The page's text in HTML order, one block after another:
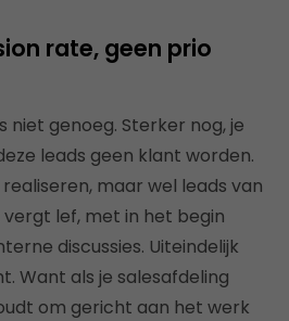
rate, geen prio
niet genoeg. Sterker nog, je
leads geen klant worden.
maar wel leads van
lef, met in het begin
discussies. Uiteindelijk
Want als je salesafdeling
om gericht aan het werk